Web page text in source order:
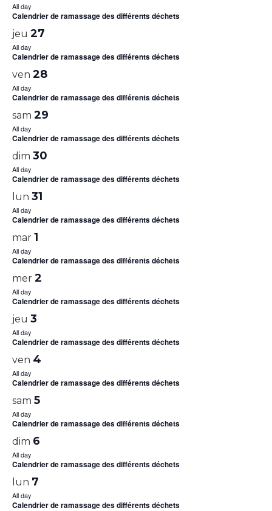
All day
Calendrier de ramassage des différents déchets
jeu 27
All day
Calendrier de ramassage des différents déchets
ven 28
All day
Calendrier de ramassage des différents déchets
sam 29
All day
Calendrier de ramassage des différents déchets
dim 30
All day
Calendrier de ramassage des différents déchets
lun 31
All day
Calendrier de ramassage des différents déchets
mar 1
All day
Calendrier de ramassage des différents déchets
mer 2
All day
Calendrier de ramassage des différents déchets
jeu 3
All day
Calendrier de ramassage des différents déchets
ven 4
All day
Calendrier de ramassage des différents déchets
sam 5
All day
Calendrier de ramassage des différents déchets
dim 6
All day
Calendrier de ramassage des différents déchets
lun 7
All day
Calendrier de ramassage des différents déchets